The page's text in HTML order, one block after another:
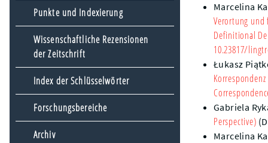
Punkte und Indexierung
Wissenschaftliche Rezensionen
der Zeitschrift
Index der Schlüsselwörter
Forschungsbereiche
Archiv
Marcelina
Verortung
Definitional
10.23817/
Łukasz
Korrespondenz
Gabriela
Perspective)
Marcelina